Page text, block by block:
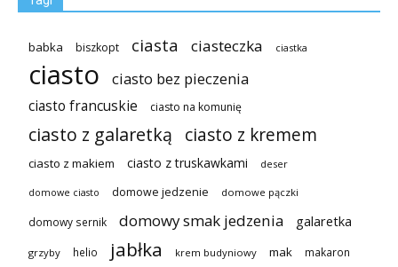
babka biszkopt ciasta ciasteczka ciastka
ciasto ciasto bez pieczenia
ciasto francuskie ciasto na komunię
ciasto z galaretką ciasto z kremem
ciasto z makiem ciasto z truskawkami deser
domowe ciasto domowe jedzenie domowe pączki
domowy sernik domowy smak jedzenia galaretka
grzyby helio jabłka krem budyniowy mak makaron